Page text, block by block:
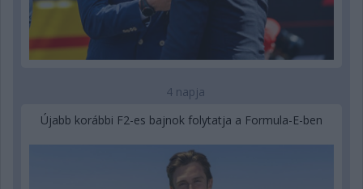
4 napja
Újabb korábbi F2-es bajnok folytatja a Formula-E-ben